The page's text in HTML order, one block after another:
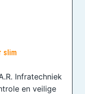
slim
Infratechniek
en veilige